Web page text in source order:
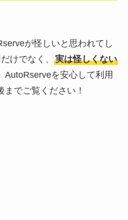
が怪しいと思われてし
けでなく、 実は怪しくない
AutoRserveを安心して利用
までご覧ください！